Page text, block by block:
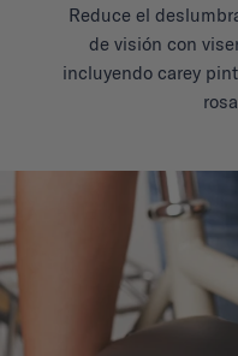
Reduce el
de visión con
incluyendo carey